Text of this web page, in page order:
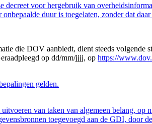
decreet voor hergebruik van
duur is toegelaten, zonder dat
die DOV aanbiedt, dient steeds volgende
op dd/mm/jjjj, op https://
gelden.
van taken van algemeen belang, op
toegevoegd aan de GDI, door